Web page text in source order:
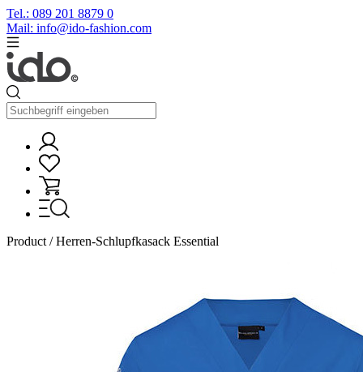
Tel.: 089 201 8879 0
Mail: info@ido-fashion.com
Product / Herren-Schlupfkasack Essential